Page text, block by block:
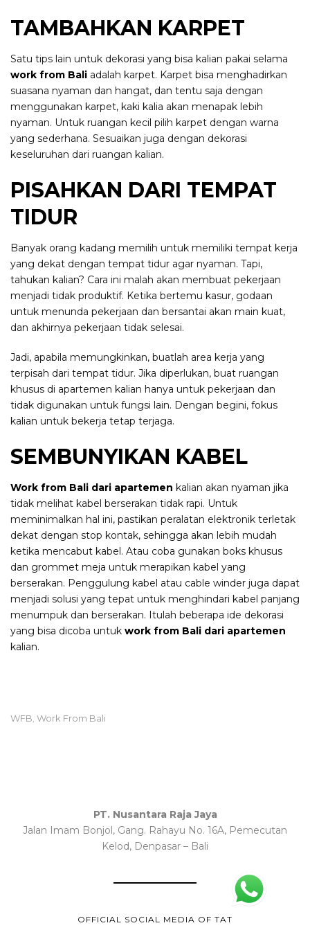
TAMBAHKAN KARPET
Satu tips lain untuk dekorasi yang bisa kalian pakai selama
work from Bali adalah karpet. Karpet bisa menghadirkan
suasana nyaman dan hangat, dan tentu saja dengan
menggunakan karpet, kaki kalia akan menapak lebih
nyaman. Untuk ruangan kecil pilih karpet dengan warna
yang sederhana. Sesuaikan juga dengan dekorasi
keseluruhan dari ruangan kalian.
PISAHKAN DARI TEMPAT
TIDUR
Banyak orang kadang memilih untuk memiliki tempat kerja
yang dekat dengan tempat tidur agar nyaman. Tapi,
tahukan kalian? Cara ini malah akan membuat pekerjaan
menjadi tidak produktif. Ketika bertemu kasur, godaan
untuk menunda pekerjaan dan bersantai akan main kuat,
dan akhirnya pekerjaan tidak selesai.
Jadi, apabila memungkinkan, buatlah area kerja yang
terpisah dari tempat tidur. Jika diperlukan, buat ruangan
khusus di apartemen kalian hanya untuk pekerjaan dan
tidak digunakan untuk fungsi lain. Dengan begini, fokus
kalian untuk bekerja tetap terjaga.
SEMBUNYIKAN KABEL
Work from Bali dari apartemen kalian akan nyaman jika
tidak melihat kabel berserakan tidak rapi. Untuk
meminimalkan hal ini, pastikan peralatan elektronik terletak
dekat dengan stop kontak, sehingga akan lebih mudah
ketika mencabut kabel. Atau coba gunakan boks khusus
dan grommet meja untuk merapikan kabel yang
berserakan. Penggulung kabel atau cable winder juga dapat
menjadi solusi yang tepat untuk menghindari kabel panjang
menumpuk dan berserakan. Itulah beberapa ide dekorasi
yang bisa dicoba untuk work from Bali dari apartemen
kalian.
WFB, Work From Bali
PT. Nusantara Raja Jaya
Jalan Imam Bonjol, Gang. Rahayu No. 16A, Pemecutan
Kelod, Denpasar – Bali
OFFICIAL SOCIAL MEDIA OF TAT